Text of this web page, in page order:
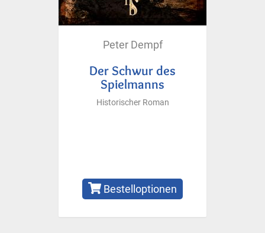
Peter Dempf
Der Schwur des
Spielmanns
Historischer Roman
Bestelloptionen